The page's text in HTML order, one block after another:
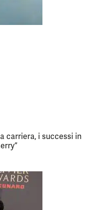
carriera, i successi in